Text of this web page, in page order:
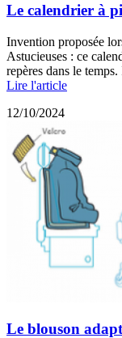
Le calendrier à
Invention proposée
Astucieuses : ce
repères dans le
Lire l'article
12/10/2024
Le blouson